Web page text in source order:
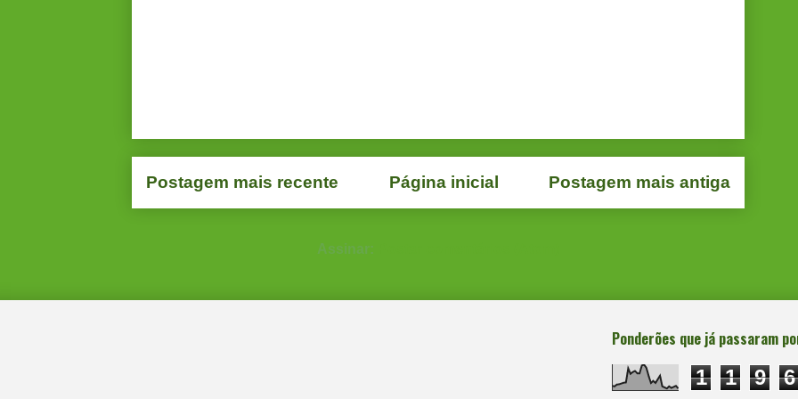
Postagem mais recente Postagem mais antiga
Página inicial
Assinar:
Ponderões que já passaram
1 1 9 6